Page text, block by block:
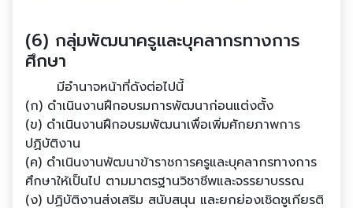
(6) กลุ่มพัฒนาครูและบุคลากรทางการ
ศึกษา
มีอํานาจหน้าที่ดังต่อไปนี้
(ก) ดําเนินงานฝึกอบรมการพัฒนาก่อนแต่งตั้ง
(ข) ดําเนินงานฝึกอบรมพัฒนาเพื่อเพิ่มศักยภาพการ
ปฏิบัติงาน
(ค) ดําเนินงานพัฒนาข้าราชการครูและบุคลากรทางการ
ศึกษาให้เป็นไป ตามมาตรฐานวิชาชีพและจรรยาบรรณ
(ง) ปฏิบัติงานส่งเสริม สนับสนุน และยกย่องเชิดชูเกียรติ